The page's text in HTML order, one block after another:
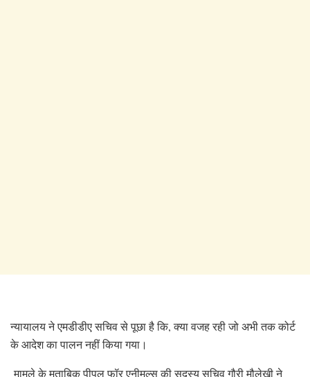
न्यायालय ने एमडीडीए सचिव से पूछा है कि, क्या वजह रही जो अभी तक कोर्ट
के आदेश का पालन नहीं किया गया।
मामले के मुताबिक पीपुल फॉर एनीमल्स की सदस्य सचिव गौरी मौलेखी ने